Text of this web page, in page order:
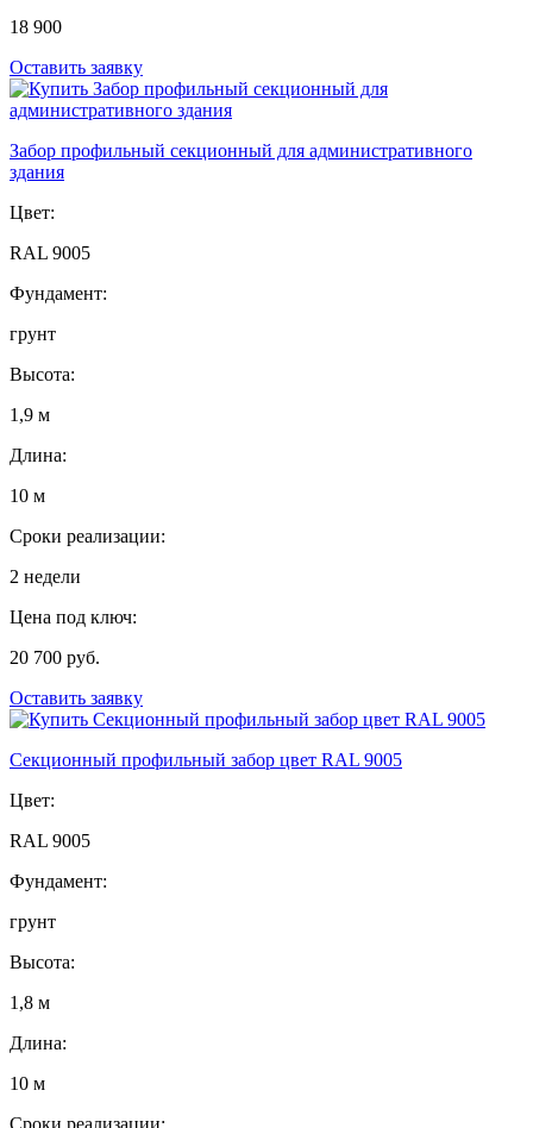
18 900
Оставить заявку
Забор профильный секционный для административного
здания
Цвет:
RAL 9005
Фундамент:
грунт
Высота:
1,9 м
Длина:
10 м
Сроки реализации:
2 недели
Цена под ключ:
20 700 руб.
Оставить заявку
Секционный профильный забор цвет RAL 9005
Цвет:
RAL 9005
Фундамент:
грунт
Высота:
1,8 м
Длина:
10 м
Сроки реализации: